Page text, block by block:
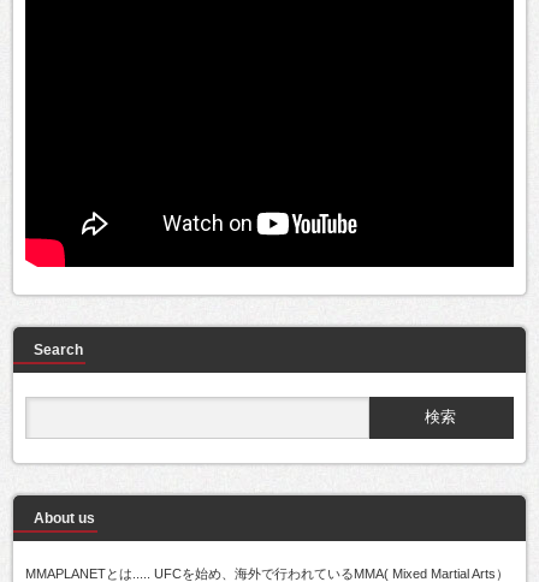
Search
About us
MMAPLANETとは..... UFCを始め、海外で行われているMMA( Mixed Martial Arts）